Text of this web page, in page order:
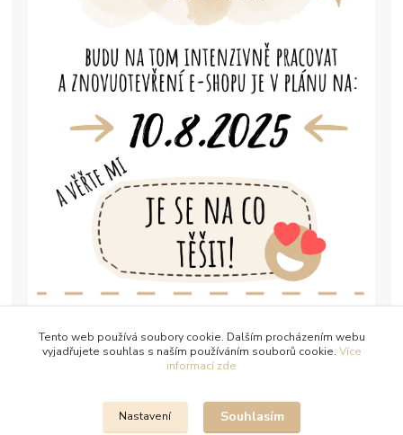
Tento web používá soubory cookie. Dalším procházením webu
vyjadřujete souhlas s naším používáním souborů cookie. Více
informací zde
Nastavení Souhlasím